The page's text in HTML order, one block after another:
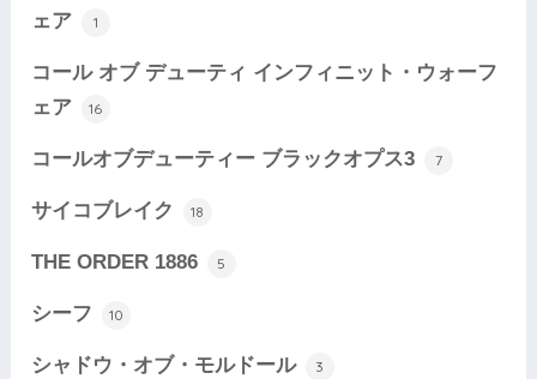
ェア
1
コール オブ デューティ インフィニット・ウォーフ
ェア
16
コールオブデューティー ブラックオプス3 7
サイコブレイク 18
THE ORDER 1886 5
シーフ 10
シャドウ・オブ・モルドール 3